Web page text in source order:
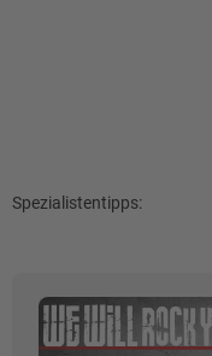
Spezialistentipps: